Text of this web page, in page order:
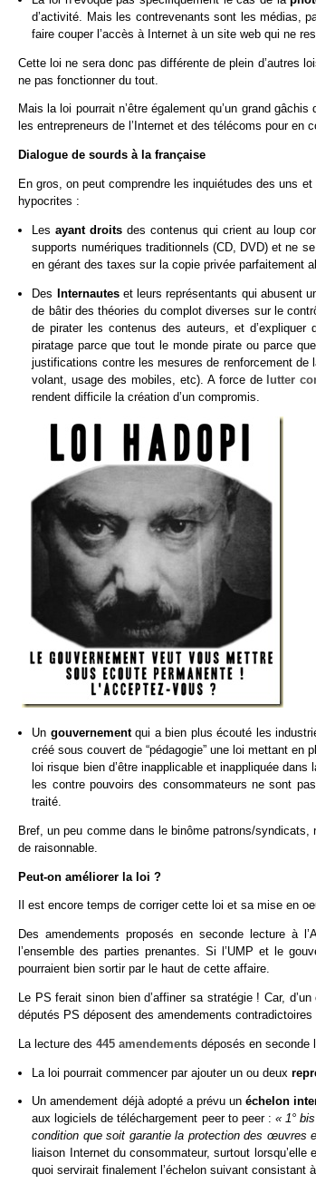
d’activité. Mais les contrevenants sont les médias,
faire couper l’accès à Internet à un site web qui ne
Cette loi ne sera donc pas différente de plein d’autres
ne pas fonctionner du tout.
Mais la loi pourrait n’être également qu’un grand
les entrepreneurs de l’Internet et des télécoms pour
Dialogue de sourds à la française
En gros, on peut comprendre les inquiétudes des uns
hypocrites :
Lesayant droitsdes contenus qui crient au loup
supports numériques traditionnels (CD, DVD) et ne
en gérant des taxes sur la copie privée parfaitement
Des Internautes et leurs représentants qui abusent
de bâtir des théories du complot diverses sur le
de pirater les contenus des auteurs, et
piratage parce que tout le monde pirate ou parce
justifications contre les mesures de renforcement de
volant, usage des mobiles, etc). A force de lutter
rendent difficile la création d’un compromis.
Un gouvernementqui a bien plus écouté les
créé sous couvert de “pédagogie” une loi mettant
loi risque bien d’être inapplicable et inappliquée
les contre pouvoirs des consommateurs ne sont
traité.
Bref, un peu comme dans le binôme patrons/
de raisonnable.
Peut-on améliorer la loi ?
Il est encore temps de corriger cette loi et sa mise en
Des amendements proposés en seconde lecture à
l’ensemble des parties prenantes. Si l’UMP et le
pourraient bien sortir par le haut de cette affaire.
Le PS ferait sinon bien d’affiner sa stratégie ! Car,
députés PS déposent des amendements
La lecture des 445 amendements déposés en seconde
La loi pourrait commencer par ajouter un ou deux
Un amendement déjà adopté a prévu unéchelon
aux logiciels de téléchargement peer to peer : « 1°
condition que soit garantie la protection des œuvres
liaison Internet du consommateur, surtout
quoi servirait finalement l’échelon suivant consistant